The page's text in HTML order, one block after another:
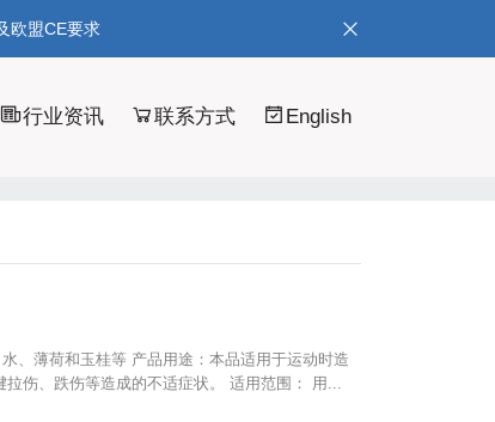
欧盟CE要求
行业资讯 联系方式 English
、薄荷和玉桂等 产品用途：本品适用于运动时造
伤、跌伤等造成的不适症状。 适用范围： 用...